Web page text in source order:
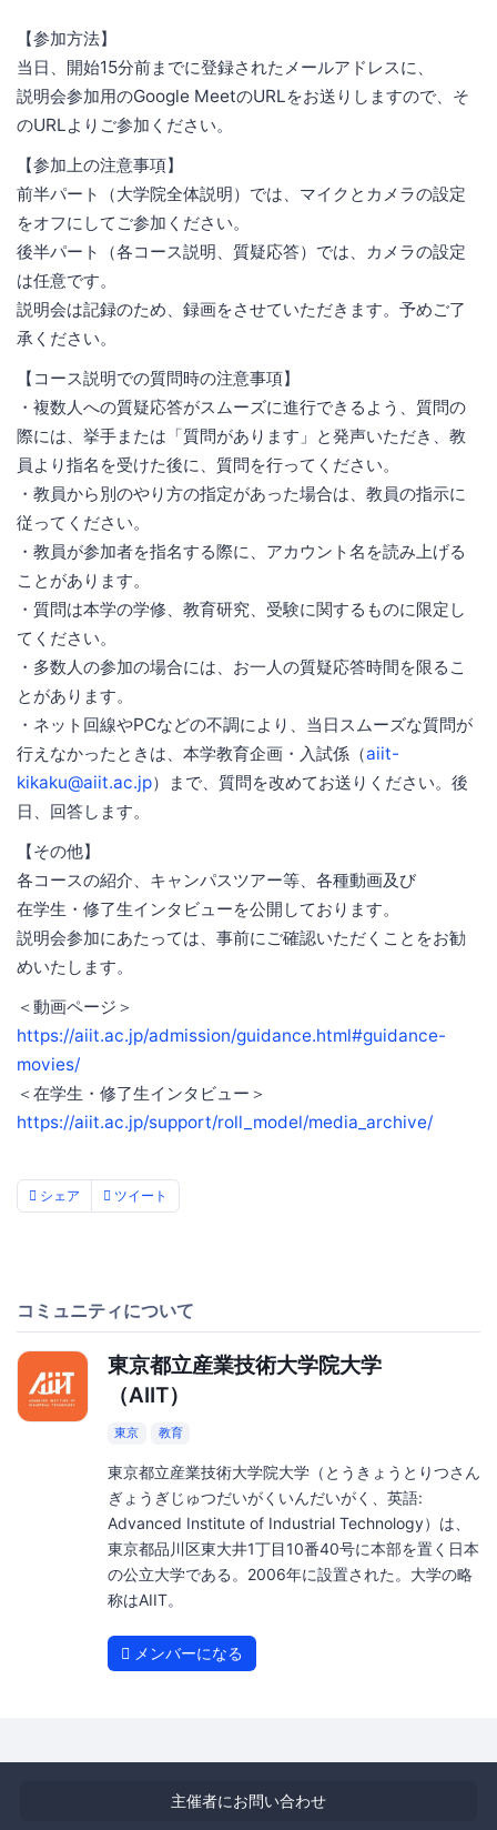
【参加方法】
当日、開始15分前までに登録されたメールアドレスに、
説明会参加用のGoogle MeetのURLをお送りしますので、そ
のURLよりご参加ください。
【参加上の注意事項】
前半パート（大学院全体説明）では、マイクとカメラの設定
をオフにしてご参加ください。
後半パート（各コース説明、質疑応答）では、カメラの設定
は任意です。
説明会は記録のため、録画をさせていただきます。予めご了
承ください。
【コース説明での質問時の注意事項】
・複数人への質疑応答がスムーズに進行できるよう、質問の
際には、挙手または「質問があります」と発声いただき、教
員より指名を受けた後に、質問を行ってください。
・教員から別のやり方の指定があった場合は、教員の指示に
従ってください。
・教員が参加者を指名する際に、アカウント名を読み上げる
ことがあります。
・質問は本学の学修、教育研究、受験に関するものに限定し
てください。
・多数人の参加の場合には、お一人の質疑応答時間を限るこ
とがあります。
・ネット回線やPCなどの不調により、当日スムーズな質問が
行えなかったときは、本学教育企画・入試係（aiit-
kikaku@aiit.ac.jp）まで、質問を改めてお送りください。後
日、回答します。
【その他】
各コースの紹介、キャンパスツアー等、各種動画及び
在学生・修了生インタビューを公開しております。
説明会参加にあたっては、事前にご確認いただくことをお勧
めいたします。
＜動画ページ＞
https://aiit.ac.jp/admission/guidance.html#guidance-
movies/
＜在学生・修了生インタビュー＞
https://aiit.ac.jp/support/roll_model/media_archive/
シェア ツイート
コミュニティについて
東京都立産業技術大学院大学
（AIIT）
東京 教育
東京都立産業技術大学院大学（とうきょうとりつさん
ぎょうぎじゅつだいがくいんだいがく、英語:
Advanced Institute of Industrial Technology）は、
東京都品川区東大井1丁目10番40号に本部を置く日本
の公立大学である。2006年に設置された。大学の略
称はAIIT。
メンバーになる
主催者にお問い合わせ